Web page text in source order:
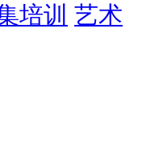
培训 艺术